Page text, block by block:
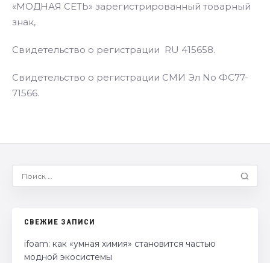
«МОДНАЯ СЕТЬ» зарегистрированный товарный
знак,
Свидетельство о регистрации RU 415658.
Свидетельство о регистрации СМИ Эл No ФС77-
71566.
СВЕЖИЕ ЗАПИСИ
ifoam: как «умная химия» становится частью
модной экосистемы